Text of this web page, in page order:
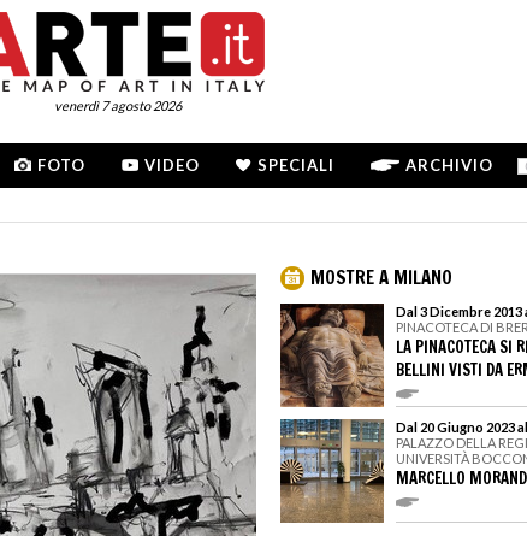
venerdì 7 agosto 2026
FOTO VIDEO SPECIALI ARCHIVIO
MOSTRE A MILANO
Dal 3 Dicembre 2013
PINACOTECA DI
LA PINACOTECA SI
BELLINI VISTI DA
Dal 20 Giugno 2023
PALAZZO DELLA
UNIVERSITÀ
MARCELLO